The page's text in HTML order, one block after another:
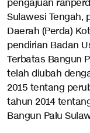
pengajuan
Sulawesi Tengah,
Daerah (Perda)
pendirian Badan
Terbatas Bangun
telah diubah
2015 tentang
tahun 2014
Bangun Palu